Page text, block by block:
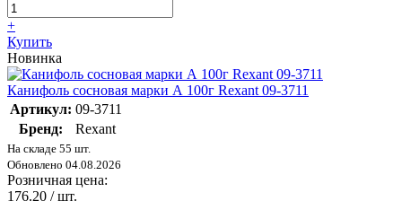
+
Купить
Новинка
Канифоль сосновая марки А 100г Rexant 09-3711
Артикул: 09-3711
Бренд:
Rexant
На складе 55 шт.
Обновлено 04.08.2026
Розничная цена:
176.20 / шт.